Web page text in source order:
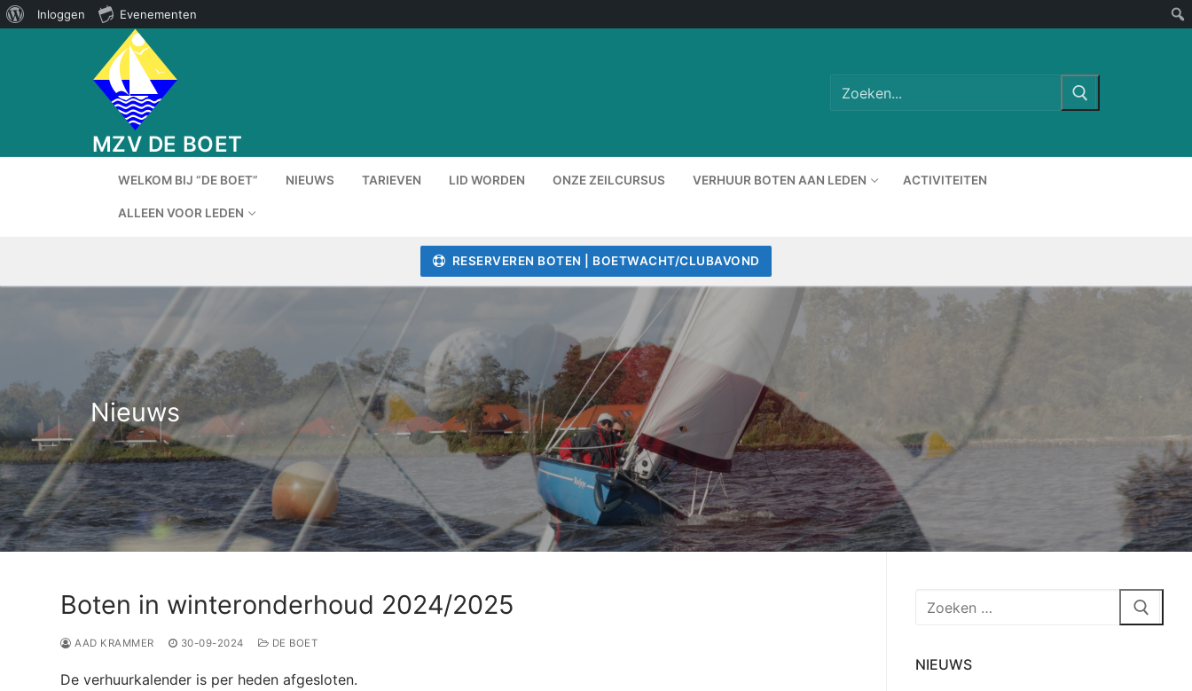
Over
Inloggen Evenementen
MZV DE BOET
Zoeken
naar:
WELKOM BIJ “DE BOET” NIEUWS TARIEVEN LID WORDEN ONZE ZEILCURSUS VERHUUR BOTEN AAN LEDEN ACTIVITEITEN
ALLEEN VOOR LEDEN
RESERVEREN BOTEN | BOETWACHT/CLUBAVOND
Nieuws
Boten in winteronderhoud 2024/2025
AAD KRAMMER 30-09-2024 DE BOET
De verhuurkalender is per heden afgesloten.
Zoeken
NIEUWS